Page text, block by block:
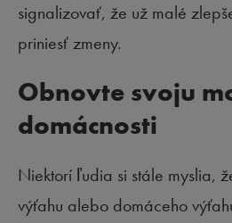
signalizovať, že už malé
priniesť zmeny.
Obnovte svoju
domácnosti
Niektorí ľudia si stále myslia,
výťahu alebo domáceho